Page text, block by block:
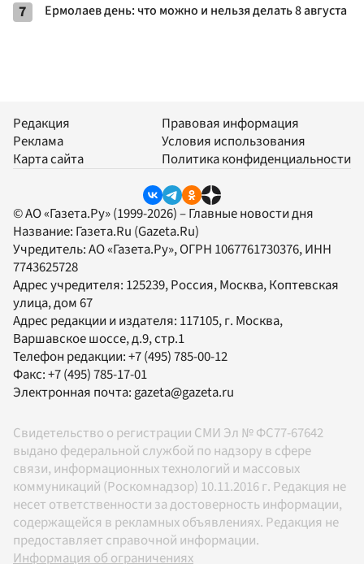
7 Ермолаев день: что можно и нельзя делать 8 августа
Редакция
Реклама
Карта сайта
Правовая информация
Условия использования
Политика конфиденциальности
© АО «Газета.Ру» (1999-2026) – Главные новости дня
Название: Газета.Ru (Gazeta.Ru)
Учредитель:АО «Газета.Ру», ОГРН 1067761730376, ИНН
7743625728
Адрес учредителя: 125239, Россия, Москва, Коптевская
улица, дом 67
Адрес редакции и издателя: 117105, г. Москва,
Варшавское шоссе, д.9, стр.1
Телефон редакции:+7 (495) 785-00-12
Факс:+7 (495) 785-17-01
Электронная почта: gazeta@gazeta.ru
Свидетельство о регистрации СМИ Эл № ФС77-67642
выдано федеральной службой по надзору в сфере
связи, информационных технологий и массовых
коммуникаций (Роскомнадзор) 10.11.2016 г. Редакция не
несет ответственности за достоверность информации,
содержащейся в рекламных объявлениях. Редакция не
предоставляет справочной информации.
Информация об ограничениях